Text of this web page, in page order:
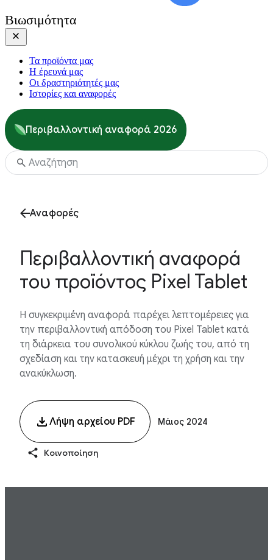
Βιωσιμότητα
Τα προϊόντα μας
Η έρευνά μας
Οι δραστηριότητές μας
Ιστορίες και αναφορές
Περιβαλλοντική αναφορά 2026
Αναφορές
Περιβαλλοντική αναφορά
του προϊόντος Pixel Tablet
Η συγκεκριμένη αναφορά παρέχει λεπτομέρειες για
την περιβαλλοντική απόδοση του Pixel Tablet κατά
τη διάρκεια του συνολικού κύκλου ζωής του, από τη
σχεδίαση και την κατασκευή μέχρι τη χρήση και την
ανακύκλωση.
Λήψη αρχείου PDF Μάιος 2024
Κοινοποίηση